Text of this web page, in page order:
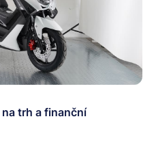
trh a finanční